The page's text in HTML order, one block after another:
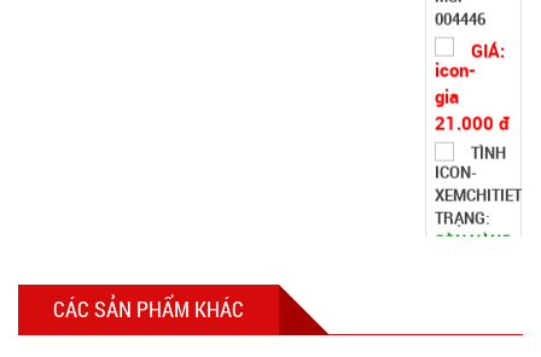
hành:
Test,
Cân nặng:
1kg
Đặt
hàng
lông mũi
CÁC SẢN PHẨM KHÁC